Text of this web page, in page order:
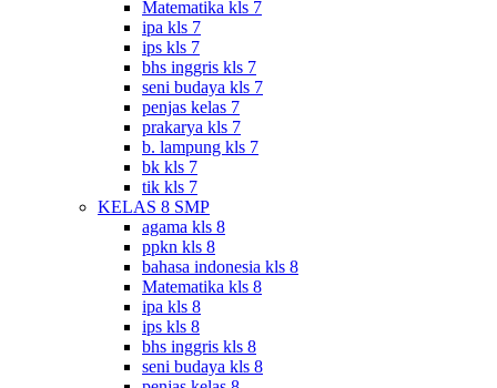
Matematika kls 7
ipa kls 7
ips kls 7
bhs inggris kls 7
seni budaya kls 7
penjas kelas 7
prakarya kls 7
b. lampung kls 7
bk kls 7
tik kls 7
KELAS 8 SMP
agama kls 8
ppkn kls 8
bahasa indonesia kls 8
Matematika kls 8
ipa kls 8
ips kls 8
bhs inggris kls 8
seni budaya kls 8